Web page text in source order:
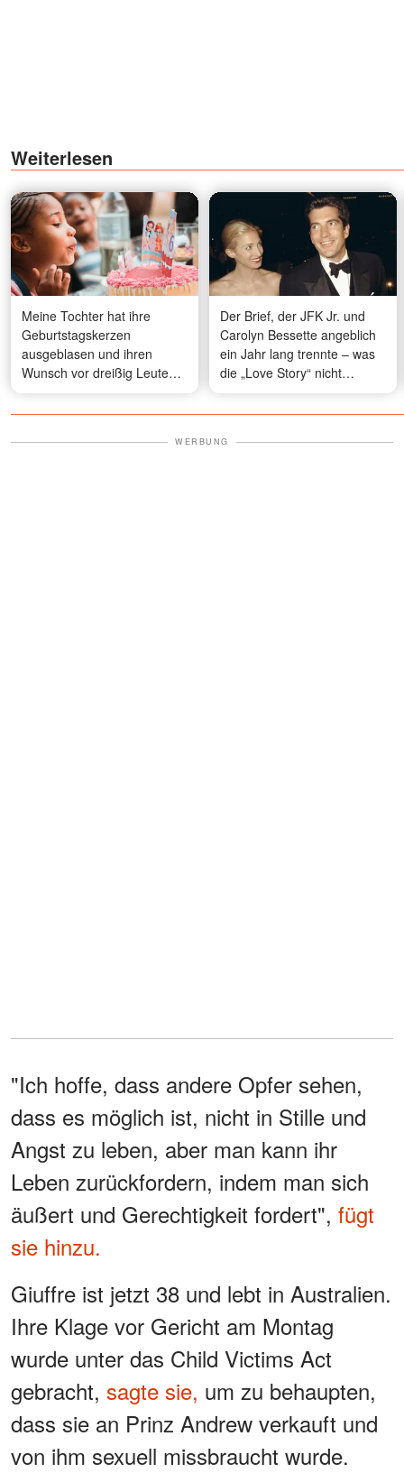
Weiterlesen
Meine Tochter hat ihre
Geburtstagskerzen
ausgeblasen und ihren
Wunsch vor dreißig Leuten
laut ausgesprochen – mein
Mann und meine beste
geworden, als sie das gehört
Der Brief, der JFK Jr. und
Carolyn Bessette angeblich
ein Jahr lang trennte – was
die „Love Story“ nicht
gezeigt hat
WERBUNG
"Ich hoffe, dass andere Opfer sehen,
dass es möglich ist, nicht in Stille und
Angst zu leben, aber man kann ihr
Leben zurückfordern, indem man sich
äußert und Gerechtigkeit fordert", fügt
sie hinzu.
Giuffre ist jetzt 38 und lebt in Australien.
Ihre Klage vor Gericht am Montag
wurde unter das Child Victims Act
gebracht, sagte sie, um zu behaupten,
dass sie an Prinz Andrew verkauft und
von ihm sexuell missbraucht wurde.